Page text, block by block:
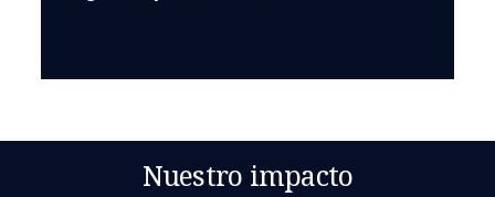
Nuestro impacto